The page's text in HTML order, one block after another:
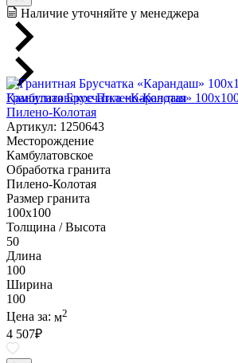
Наличие уточняйте у менеджера
Гранитная Брусчатка «Карандаш»
Пилено-Колотая
Артикул: 1250643
Месторождение
Камбулатовское
Обработка гранита
Пилено-Колотая
Размер гранита
100х100
Толщина / Высота
50
Длина
100
Ширина
100
Цена за: м2
4 507₽